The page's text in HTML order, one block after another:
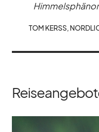
TOM KERSS,